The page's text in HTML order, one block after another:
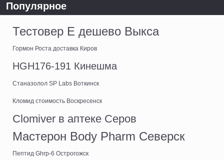
Популярное
Тестовер Е дешево Выкса
Гормон Роста доставка Киров
HGH176-191 Кинешма
Станазолол SP Labs Воткинск
Кломид стоимость Воскресенск
Clomiver в аптеке Серов
Мастерон Body Pharm Северск
Пептид Ghrp-6 Острогожск